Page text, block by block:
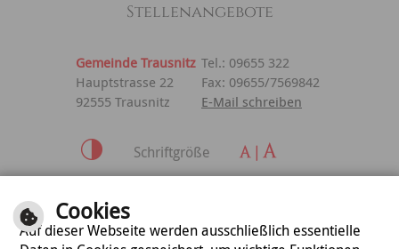
Stellenangebote
Gemeinde Trausnitz Tel.: 09655 322
Hauptstrasse 22
Fax: 09655/7569842
92555 Trausnitz
E-Mail schreiben
Schriftgröße
Datenschutzerklärung
Cookies
Auf dieser Webseite werden ausschließlich essentielle